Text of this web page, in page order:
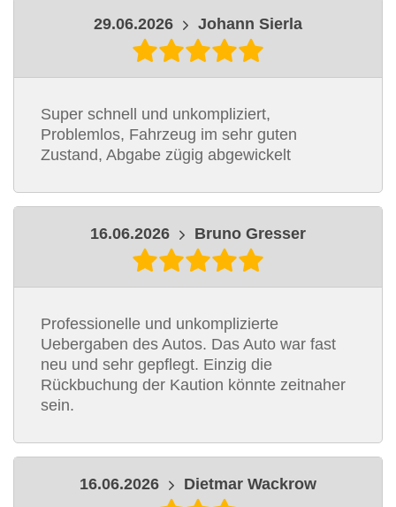
29.06.2026 Johann Sierla
Super schnell und unkompliziert,
Problemlos, Fahrzeug im sehr guten
Zustand, Abgabe zügig abgewickelt
16.06.2026 Bruno Gresser
Professionelle und unkomplizierte
Uebergaben des Autos. Das Auto war fast
neu und sehr gepflegt. Einzig die
Rückbuchung der Kaution könnte zeitnaher
sein.
16.06.2026 Dietmar Wackrow